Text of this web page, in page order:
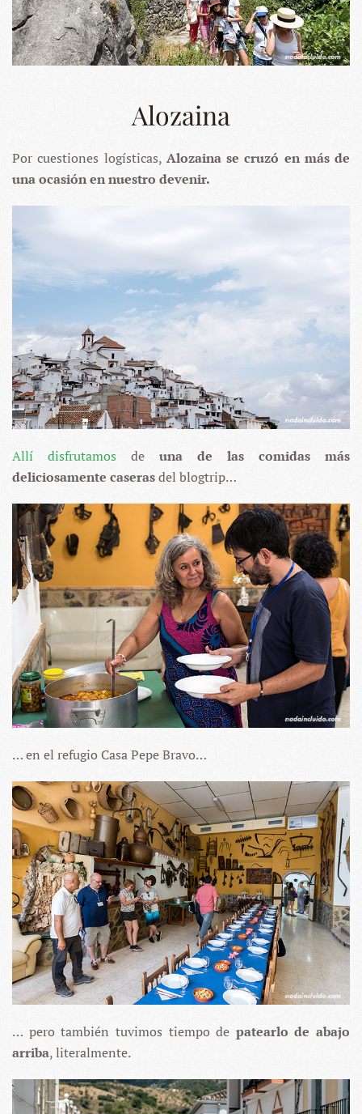
Alozaina
Por cuestiones logísticas, Alozaina se cruzó en más de
una ocasión en nuestro devenir.
Allí disfrutamos de una de las comidas más
deliciosamente caserasdel blogtrip…
… en el refugio Casa Pepe Bravo…
… pero también tuvimos tiempo de patearlo de abajo
arriba, literalmente.